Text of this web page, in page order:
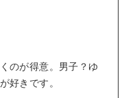
のが得意。男子？ゆ
好きです。